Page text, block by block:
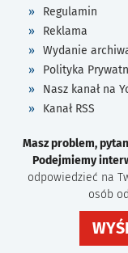
Regulamin
Reklama
Wydanie
Polityka
Nasz kanał na
Kanał RSS
Masz problem,
Podejmiemy
odpowiedzieć na
osób